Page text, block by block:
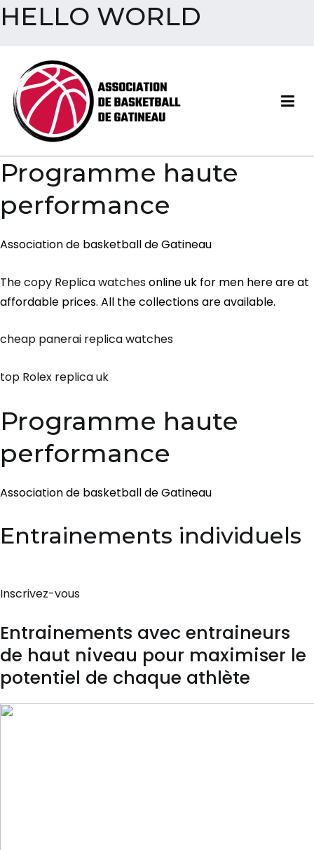
HELLO WORLD
contenu
Association de basketball
de Gatineau
Programme haute
performance
Association de basketball de Gatineau
Thecopy Replica watchesonline uk for men here are at
affordable prices. All the collections are available.
cheap panerai replica watches
top Rolex replica uk
Programme haute
performance
Association de basketball de Gatineau
Entrainements individuels
Inscrivez-vous
Entrainements avec entraineurs
de haut niveau pour maximiser le
potentiel de chaque athlète